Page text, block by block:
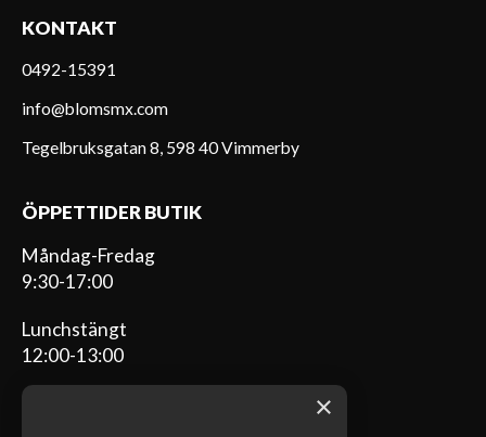
KONTAKT
0492-15391
info@blomsmx.com
Tegelbruksgatan 8, 598 40 Vimmerby
ÖPPETTIDER BUTIK
Måndag-Fredag
9:30-17:00
Lunchstängt
12:00-13:00
×